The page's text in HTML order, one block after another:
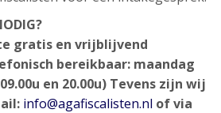
gratis en vrijblijvend
bereikbaar: maandag
en 20.00u) Tevens zijn wij
info@agafiscalisten.nl of via